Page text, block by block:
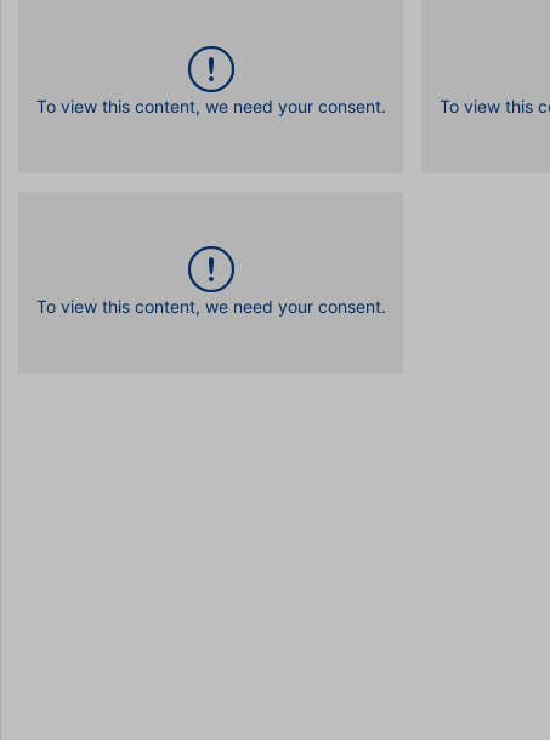
To view this content, we need your consent. To view this
To view this content, we need your consent.